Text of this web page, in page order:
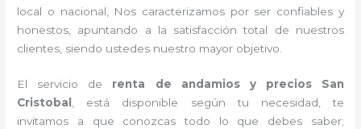
local o nacional, Nos caracterizamos por ser confiables y
honestos, apuntando a la satisfacción total de nuestros
clientes, siendo ustedes nuestro mayor objetivo.
El servicio de renta de andamios y precios San
Cristobal , está disponible según tu necesidad, te
invitamos a que conozcas todo lo que debes saber;